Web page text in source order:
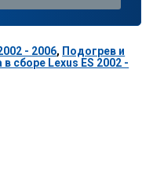
- 2006, Подогрев и
в сборе Lexus ES 2002 -